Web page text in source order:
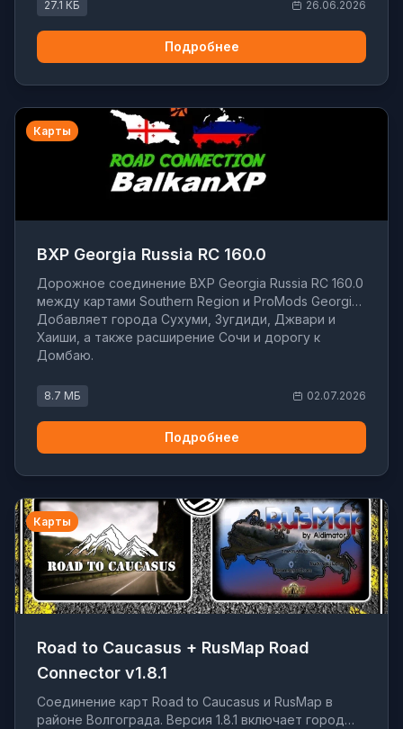
27.1 КБ 26.06.2026
Подробнее
Карты
BXP Georgia Russia RC 160.0
Дорожное соединение BXP Georgia Russia RC 160.0
между картами Southern Region и ProMods Georgia.
Добавляет города Сухуми, Зугдиди, Джвари и
Хаиши, а также расширение Сочи и дорогу к
Домбаю.
8.7 МБ 02.07.2026
Подробнее
Карты
Road to Caucasus + RusMap Road
Connector v1.8.1
Соединение карт Road to Caucasus и RusMap в
районе Волгограда. Версия 1.8.1 включает город